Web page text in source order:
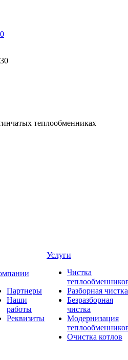
0
теплообменниках
Партнеры
Наши
работы
Реквизиты
Услуги
Чистка
Разборная чистка
Безразборная
чистка
Модернизация
Очистка котлов